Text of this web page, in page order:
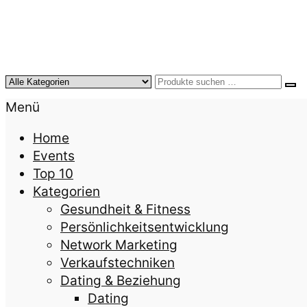
KursTipps.de
Weil Weiterbildung die beste Investition für mehr
Menü
Home
Events
Top 10
Kategorien
Gesundheit & Fitness
Persönlichkeitsentwicklung
Network Marketing
Verkaufstechniken
Dating & Beziehung
Dating